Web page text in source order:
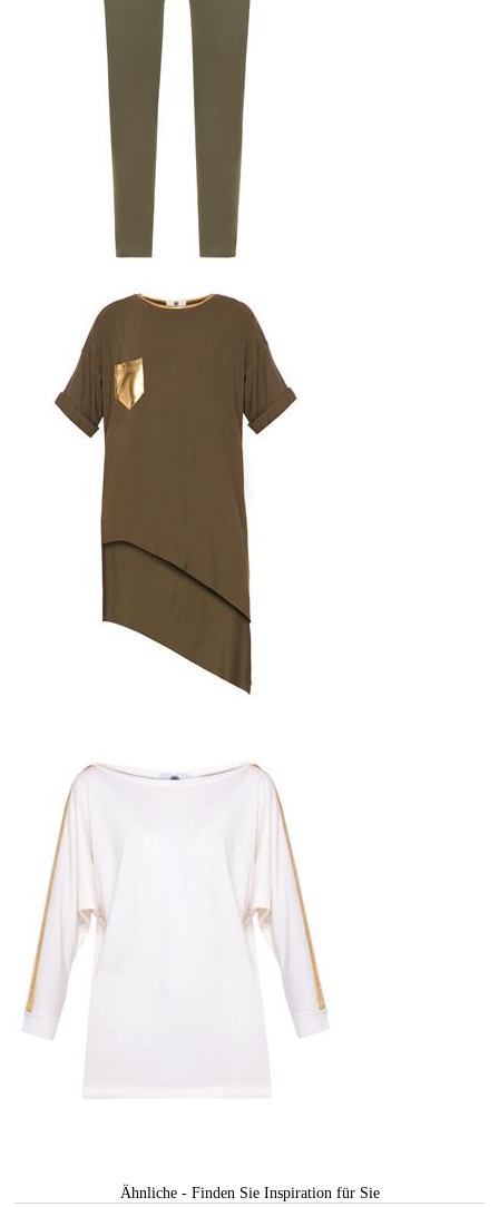
Ähnliche - Finden Sie Inspiration für Sie